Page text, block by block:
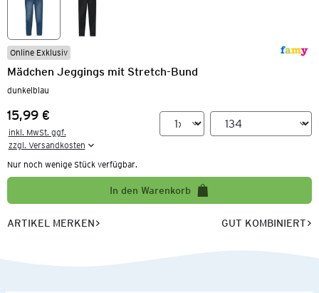
Online Exklusiv
Mädchen Jeggings mit Stretch-Bund
dunkelblau
Preis:
15,99 €
inkl. MwSt. ggf.
zzgl. Versandkosten
Nur noch wenige Stück verfügbar.
In den Warenkorb
ARTIKEL MERKEN GUT KOMBINIERT